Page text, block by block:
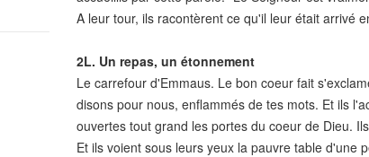
A leur tour, ils racontèrent ce qu'il leur était arrivé
2L. Un repas, un étonnement
Le carrefour d'Emmaus. Le bon coeur fait
disons pour nous, enflammés de tes mots. Et ils
ouvertes tout grand les portes du coeur de Dieu.
Et ils voient sous leurs yeux la pauvre table d'une